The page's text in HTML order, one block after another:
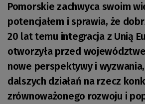
Pomorskie zachwyca swoim
potencjałem i sprawia, że
20 lat temu integracja z Unią
otworzyła przed
nowe perspektywy i
dalszych działań na rzecz
zrównoważonego rozwoju i